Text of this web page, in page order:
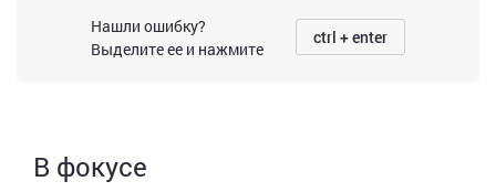
Нашли ошибку?
Выделите ее и нажмите
ctrl + enter
В фокусе